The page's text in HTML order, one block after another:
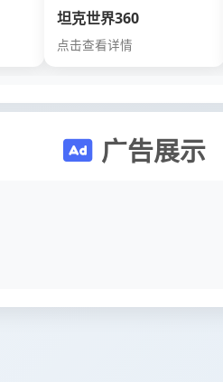
坦克世界360
点击查看详情
广告展示